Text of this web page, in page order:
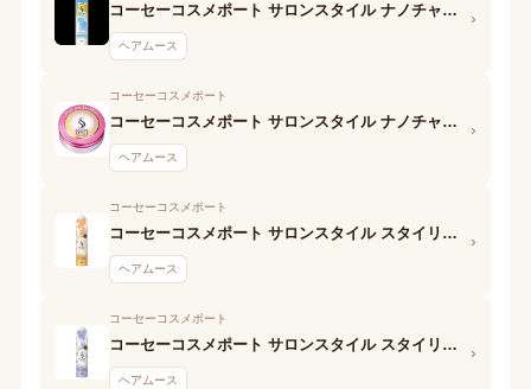
コーセーコスメポート サロンスタイル ナノチャージ スタイリングムース(くっきりウェービー)
ヘアムース
›
コーセーコスメポート
コーセーコスメポート サロンスタイル ナノチャージ スタイリングムース(ウェットスタイル)
ヘアムース
›
コーセーコスメポート
コーセーコスメポート サロンスタイル スタイリングムース(ナチュラルウェービー)
ヘアムース
›
コーセーコスメポート
コーセーコスメポート サロンスタイル スタイリングムース(さらさらストレート)
ヘアムース
›